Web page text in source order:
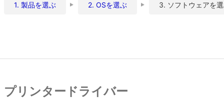
1. 製品を選ぶ 2. OSを選ぶ 3. ソフトウェアを
プリンタードライバー